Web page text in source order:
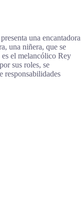
una encantadora
una niñera, que se
es el melancólico Rey
sus roles, se
responsabilidades